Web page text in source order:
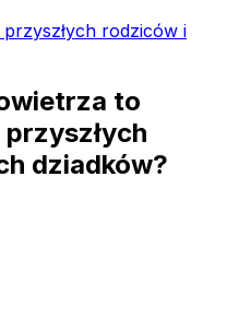
rodziców i
to
dziadków?